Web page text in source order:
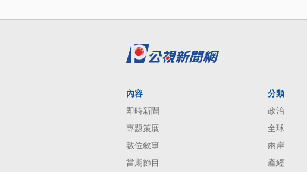
內容
即時新聞
專題策展
數位敘事
當期節目
分類
政治
全球
兩岸
產經